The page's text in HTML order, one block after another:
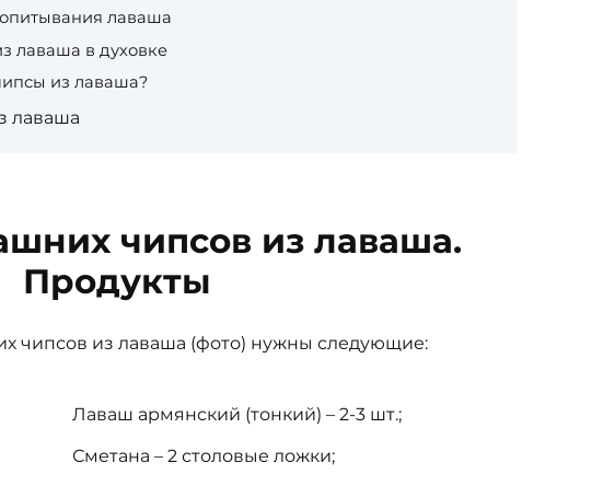
лаваша
лаваша в духовке
из лаваша?
лаваша
чипсов из лаваша.
Продукты
чипсов из лаваша (фото) нужны следующие:
Лаваш армянский (тонкий) – 2-3 шт.;
Сметана – 2 столовые ложки;